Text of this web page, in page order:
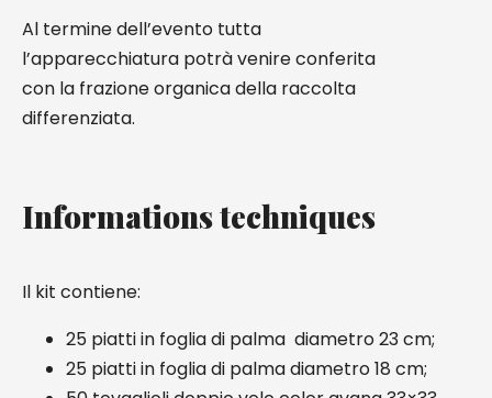
Al termine dell’evento tutta
l’apparecchiatura potrà venire conferita
con la frazione organica della raccolta
differenziata.
Informations techniques
Il kit contiene:
25 piatti in foglia di palma diametro 23 cm;
25 piatti in foglia di palma diametro 18 cm;